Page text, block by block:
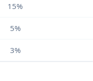
15%
5%
3%